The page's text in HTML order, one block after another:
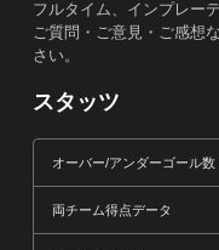
フルタイム、インプレー
ご質問・ご意見・ご感想
さい。
スタッツ
オーバー/アンダーゴール数
両チーム得点データ